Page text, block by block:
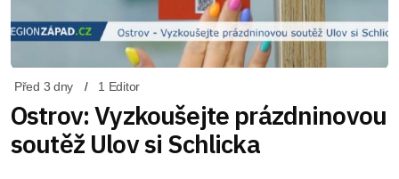
Před 3 dny 1 Editor
Ostrov: Vyzkoušejte prázdninovou
soutěž Ulov si Schlicka